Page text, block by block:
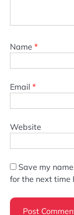
Name *
Email *
Website
Save my
for the next time